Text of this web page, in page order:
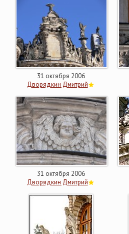
31 октября 2006
Дворядкин Дмитрий
31 октября 2006
Дворядкин Дмитрий